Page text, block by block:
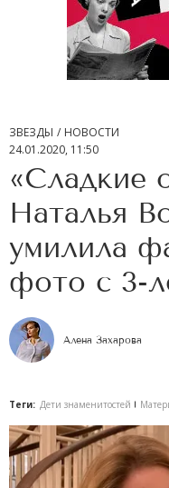
ЗВЕЗДЫ
НОВОСТИ
24.01.2020, 11:50
«Сладкие
Наталья
умилила
фото с 3-
Алена Захарова
Теги: Дети знаменитостей